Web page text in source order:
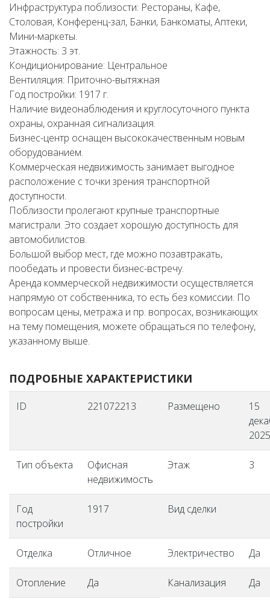
Инфраструктура поблизости: Рестораны, Кафе,
Столовая, Конференц-зал, Банки, Банкоматы, Аптеки,
Мини-маркеты.
Этажность: 3 эт.
Кондиционирование: Центральное
Вентиляция: Приточно-вытяжная
Год постройки: 1917 г.
Наличие видеонаблюдения и круглосуточного пункта
охраны, охранная сигнализация.
Бизнес-центр оснащен высококачественным новым
оборудованием.
Коммерческая недвижимость занимает выгодное
расположение с точки зрения транспортной
доступности.
Поблизости пролегают крупные транспортные
магистрали. Это создает хорошую доступность для
автомобилистов.
Большой выбор мест, где можно позавтракать,
пообедать и провести бизнес-встречу.
Аренда коммерческой недвижимости осуществляется
напрямую от собственника, то есть без комиссии. По
вопросам цены, метража и пр. вопросах, возникающих
на тему помещения, можете обращаться по телефону,
указанному выше.
ПОДРОБНЫЕ ХАРАКТЕРИСТИКИ
ID 221072213 Размещено
15
Тип объекта
Офисная
недвижимость
Этаж 3
Год
постройки
1917 Вид сделки
Отделка Отличное Электричество Да
Отопление Да Канализация Да